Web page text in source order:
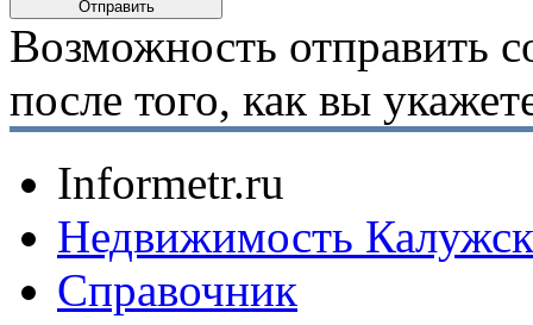
Возможность отправить
после того, как вы
Informetr.ru
Недвижимость
Справочник